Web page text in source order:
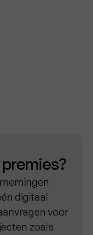
digitaal
voor
zoals